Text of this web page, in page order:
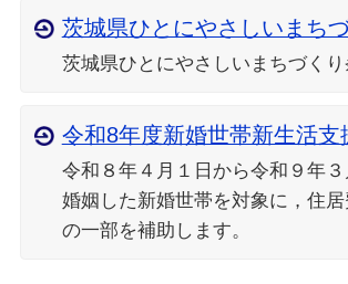
茨城県ひとにやさしいまち
茨城県ひとにやさしいまちづくり
令和8年度新婚世帯新生活支
令和８年４月１日から令和９年
婚姻した新婚世帯を対象に，住
の一部を補助します。